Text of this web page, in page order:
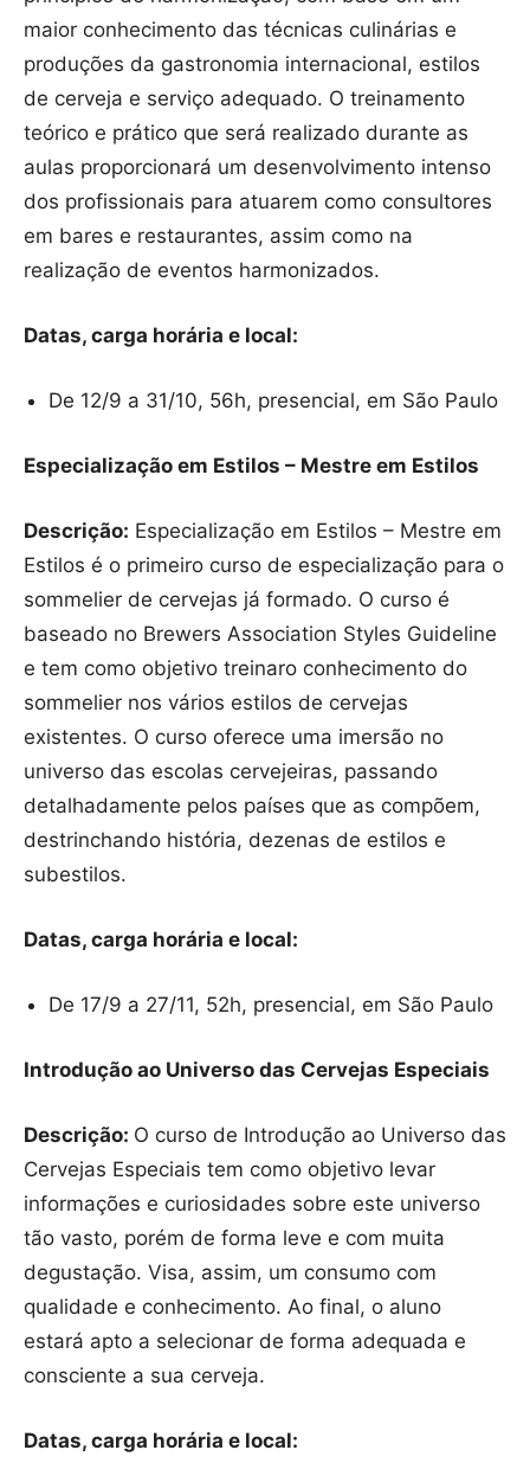
maior conhecimento das técnicas culinárias e
produções da gastronomia internacional, estilos
de cerveja e serviço adequado. O treinamento
teórico e prático que será realizado durante as
aulas proporcionará um desenvolvimento intenso
dos profissionais para atuarem como consultores
em bares e restaurantes, assim como na
realização de eventos harmonizados.
Datas, carga horária e local:
De 12/9 a 31/10, 56h, presencial, em São Paulo
Especialização em Estilos – Mestre em Estilos
Descrição: Especialização em Estilos – Mestre em
Estilos é o primeiro curso de especialização para o
sommelier de cervejas já formado. O curso é
baseado no Brewers Association Styles Guideline
e tem como objetivo treinaro conhecimento do
sommelier nos vários estilos de cervejas
existentes. O curso oferece uma imersão no
universo das escolas cervejeiras, passando
detalhadamente pelos países que as compõem,
destrinchando história, dezenas de estilos e
subestilos.
Datas, carga horária e local:
De 17/9 a 27/11, 52h, presencial, em São Paulo
Introdução ao Universo das Cervejas Especiais
Descrição: O curso de Introdução ao Universo das
Cervejas Especiais tem como objetivo levar
informações e curiosidades sobre este universo
tão vasto, porém de forma leve e com muita
degustação. Visa, assim, um consumo com
qualidade e conhecimento. Ao final, o aluno
estará apto a selecionar de forma adequada e
consciente a sua cerveja.
Datas, carga horária e local: